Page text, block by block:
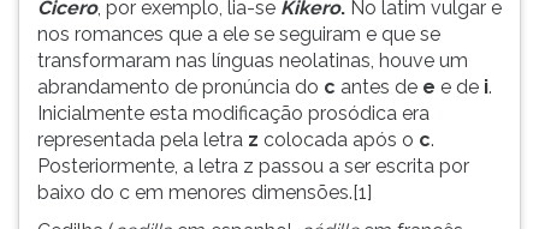
continuar
pressione
(primeira
tecla
direita
Cicero, por exemplo, lia-se Kikero. No latim vulgar e
nos romances que a ele se seguiram e que se
transformaram nas línguas neolatinas, houve um
abrandamento de pronúncia do c antes de e e de i.
Inicialmente esta modificação prosódica era
representada pela letra z colocada após o c.
Posteriormente, a letra z passou a ser escrita por
baixo do c em menores dimensões.[1]